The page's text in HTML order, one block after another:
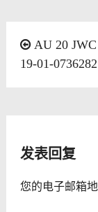
文AU 20
19-01-
发表回复
您的电子邮箱